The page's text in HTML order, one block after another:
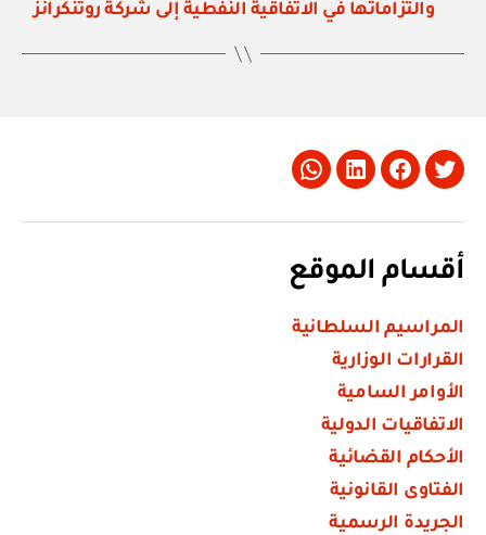
والتزاماتها في الاتفاقية النفطية إلى شركة روتنكرانز
Twitter
Facebook
LinkedIn
Whatsapp
أقسام الموقع
المراسيم السلطانية
القرارات الوزارية
الأوامر السامية
الاتفاقيات الدولية
الأحكام القضائية
الفتاوى القانونية
الجريدة الرسمية